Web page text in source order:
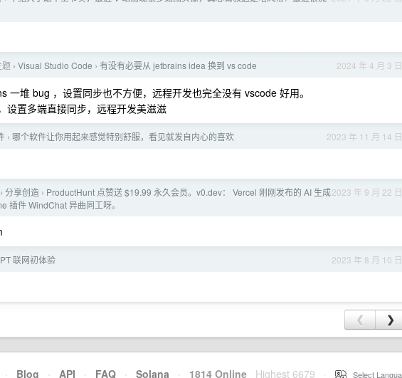
2024 年 4 月 3 日
题 › Visual Studio Code › 有没有必要从 jetbrains idea 换到 vs code
一堆 bug ，设置同步也不方便，远程开发也完全没有 vscode 好用。
设置多端直接同步，远程开发美滋滋
2023 年 11 月 14 日
› 哪个软件让你用起来感觉特别舒服，看见就发自内心的喜欢
2023 年 9 月 22 日
› 分享创造 › ProductHunt 点赞送 $19.99 永久会员。v0.dev： Vercel 刚刚发布的 AI 生成
插件 WindChat 异曲同工呀。
2023 年 8 月 10 日
联网初体验
❮ ❯
· Blog · API · FAQ · Solana · 1814 Online Highest 6679 Select